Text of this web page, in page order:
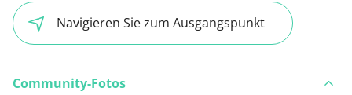
Navigieren Sie zum Ausgangspunkt
Community-Fotos